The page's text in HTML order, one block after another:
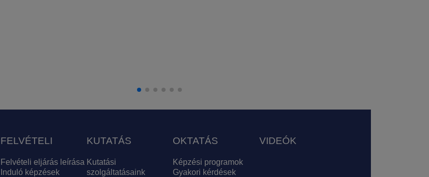
FELVÉTELI
Felvételi eljárás leírása
Induló képzések
KUTATÁS
Kutatási
szolgáltatásaink
OKTATÁS
Képzési programok
Gyakori kérdések
VIDEÓK